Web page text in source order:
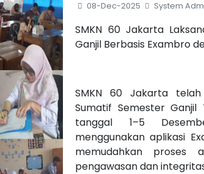
08-Dec-2025 System
SMKN 60 Jakarta
Ganjil Berbasis Exambro
SMKN 60 Jakarta telah
Sumatif Semester Ganjil
tanggal 1–5
menggunakan aplikasi
memudahkan proses
pengawasan dan